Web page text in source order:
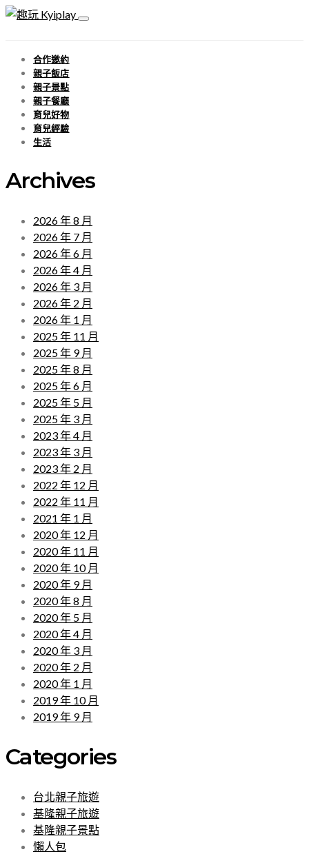
合作邀約
親子飯店
親子景點
親子餐廳
育兒好物
育兒經驗
生活
Archives
2026 年 8 月
2026 年 7 月
2026 年 6 月
2026 年 4 月
2026 年 3 月
2026 年 2 月
2026 年 1 月
2025 年 11 月
2025 年 9 月
2025 年 8 月
2025 年 6 月
2025 年 5 月
2025 年 3 月
2023 年 4 月
2023 年 3 月
2023 年 2 月
2022 年 12 月
2022 年 11 月
2021 年 1 月
2020 年 12 月
2020 年 11 月
2020 年 10 月
2020 年 9 月
2020 年 8 月
2020 年 5 月
2020 年 4 月
2020 年 3 月
2020 年 2 月
2020 年 1 月
2019 年 10 月
2019 年 9 月
Categories
台北親子旅遊
基隆親子旅遊
基隆親子景點
懶人包